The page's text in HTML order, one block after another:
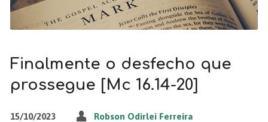
Finalmente o desfecho que
prossegue [Mc 16.14-20]
15/10/2023 Robson Odirlei Ferreira